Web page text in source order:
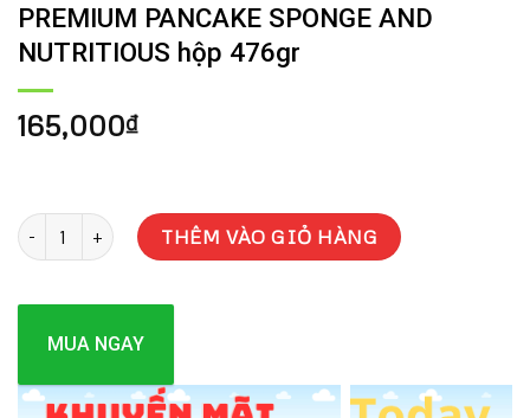
PREMIUM PANCAKE SPONGE AND
NUTRITIOUS hộp 476gr
165,000₫
LAMBIC BÁNH PHÁP CAO CẤP PREMIUM PANCAKE
THÊM VÀO GIỎ HÀNG
MUA NGAY